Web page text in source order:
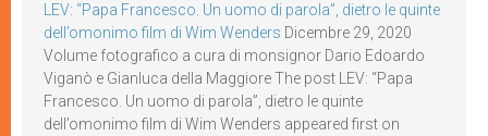
LEV: “Papa Francesco. Un uomo di parola”, dietro le quinte
dell’omonimo film di Wim Wenders Dicembre 29, 2020
Volume fotografico a cura di monsignor Dario Edoardo
Viganò e Gianluca della Maggiore The post LEV: “Papa
Francesco. Un uomo di parola”, dietro le quinte
dell’omonimo film di Wim Wenders appeared first on